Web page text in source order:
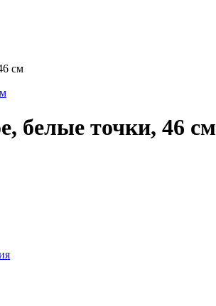
см
белые точки, 46 см